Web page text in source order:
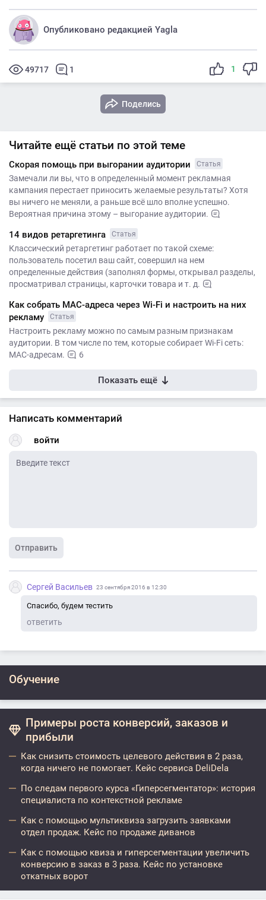
Опубликовано редакцией Yagla
49717 1 1
Поделись
Читайте ещё статьи по этой теме
Скорая помощь при выгорании аудитории Статья
Замечали ли вы, что в определенный момент рекламная
кампания перестает приносить желаемые результаты? Хотя
вы ничего не меняли, а раньше всё шло вполне успешно.
Вероятная причина этому – выгорание аудитории.
14 видов ретаргетинга Статья
Классический ретаргетинг работает по такой схеме:
пользователь посетил ваш сайт, совершил на нем
определенные действия (заполнял формы, открывал разделы,
просматривал страницы, карточки товара и т. д.
Как собрать MAC-адреса через Wi-Fi и настроить на них
рекламу
Статья
Настроить рекламу можно по самым разным признакам
аудитории. В том числе по тем, которые собирает Wi-Fi сеть:
MAC-адресам.
6
Показать ещё
Написать комментарий
войти
Отправить
Сергей Васильев 23 сентября 2016 в 12:30
Спасибо, будем тестить
ответить
Обучение
Примеры роста конверсий, заказов и
прибыли
Как снизить стоимость целевого действия в 2 раза,
когда ничего не помогает. Кейс сервиса DeliDela
По следам первого курса «Гиперсегментатор»: история
специалиста по контекстной рекламе
Как с помощью мультиквиза загрузить заявками
отдел продаж. Кейс по продаже диванов
Как с помощью квиза и гиперсегментации увеличить
конверсию в заказ в 3 раза. Кейс по установке
откатных ворот